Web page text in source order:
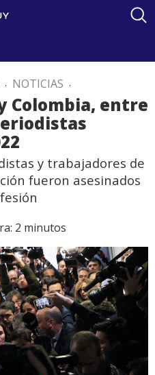
. NOTICIAS .
Colombia, entre
y trabajadores de
fueron asesinados
2 minutos